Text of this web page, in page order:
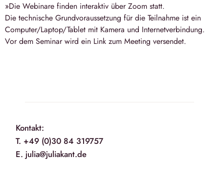
»Die Webinare finden interaktiv über Zoom statt.
Die technische Grundvoraussetzung für die Teilnahme ist ein
Computer/Laptop/Tablet mit Kamera und Internetverbindung.
Vor dem Seminar wird ein Link zum Meeting versendet.
Kontakt:
T. +49 (0)30 84 319757
E. julia@juliakant.de